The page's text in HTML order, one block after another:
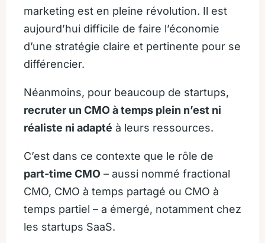
marketing est en pleine révolution. Il est
aujourd’hui difficile de faire l’économie
d’une stratégie claire et pertinente pour se
différencier.
Néanmoins, pour beaucoup de startups,
recruter un CMO à temps plein n’est ni
réaliste ni adapté à leurs ressources.
C’est dans ce contexte que le rôle de
part-time CMO – aussi nommé fractional
CMO, CMO à temps partagé ou CMO à
temps partiel – a émergé, notamment chez
les startups SaaS.